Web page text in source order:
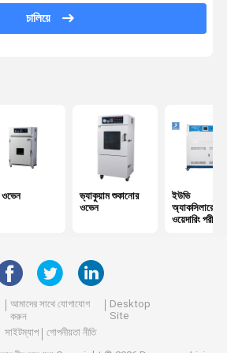
চালিয়ে
ওভেন
ভ্যাকুয়াম শুকানোর
ওভেন
ইউভি
অ্যাকসিলারেটেড
ওয়েদারিং পরীক্ষক
আমাদের সাথে যোগাযোগ
করুন
Desktop
Site
সাইটম্যাপ
গোপনীয়তা নীতি